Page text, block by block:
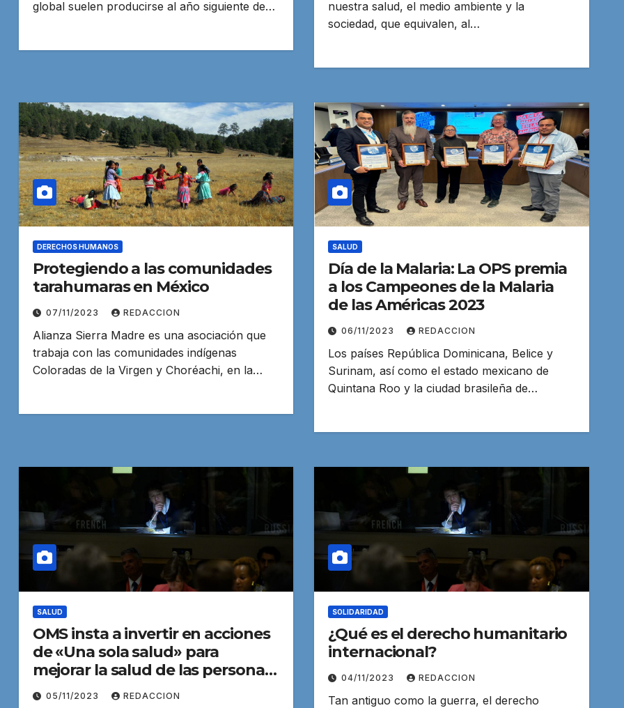
global suelen producirse al año siguiente de…
nuestra salud, el medio ambiente y la
sociedad, que equivalen, al…
DERECHOS HUMANOS
Protegiendo a las comunidades
tarahumaras en México
07/11/2023 REDACCION
Alianza Sierra Madre es una asociación que
trabaja con las comunidades indígenas
Coloradas de la Virgen y Choréachi, en la…
SALUD
Día de la Malaria: La OPS premia
a los Campeones de la Malaria
de las Américas 2023
06/11/2023 REDACCION
Los países República Dominicana, Belice y
Surinam, así como el estado mexicano de
Quintana Roo y la ciudad brasileña de…
SALUD
OMS insta a invertir en acciones
de «Una sola salud» para
mejorar la salud de las personas
y del planeta
05/11/2023 REDACCION
SOLIDARIDAD
¿Qué es el derecho humanitario
internacional?
04/11/2023 REDACCION
Tan antiguo como la guerra, el derecho